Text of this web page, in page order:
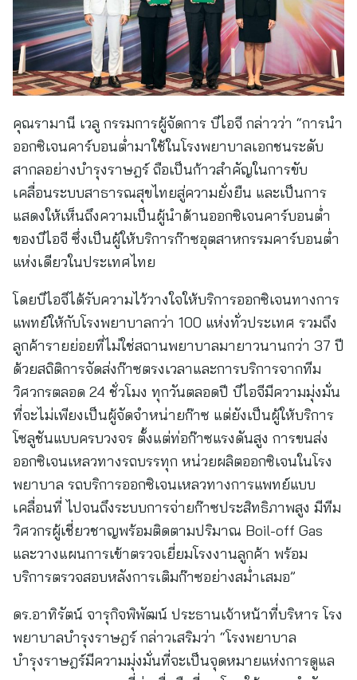
คุณรามานี เวลู กรรมการผู้จัดการ บีไอจี กล่าวว่า “การนำ
ออกซิเจนคาร์บอนต่ำมาใช้ในโรงพยาบาลเอกชนระดับ
สากลอย่างบำรุงราษฎร์ ถือเป็นก้าวสำคัญในการขับ
เคลื่อนระบบสาธารณสุขไทยสู่ความยั่งยืน และเป็นการ
แสดงให้เห็นถึงความเป็นผู้นำด้านออกซิเจนคาร์บอนต่ำ
ของบีไอจี ซึ่งเป็นผู้ให้บริการก๊าซอุตสาหกรรมคาร์บอนต่ำ
แห่งเดียวในประเทศไทย
โดยบีไอจีได้รับความไว้วางใจให้บริการออกซิเจนทางการ
แพทย์ให้กับโรงพยาบาลกว่า 100 แห่งทั่วประเทศ รวมถึง
ลูกค้ารายย่อยที่ไม่ใช่สถานพยาบาลมายาวนานกว่า 37 ปี
ด้วยสถิติการจัดส่งก๊าซตรงเวลาและการบริการจากทีม
วิศวกรตลอด 24 ชั่วโมง ทุกวันตลอดปี บีไอจีมีความมุ่งมั่น
ที่จะไม่เพียงเป็นผู้จัดจำหน่ายก๊าซ แต่ยังเป็นผู้ให้บริการ
โซลูชันแบบครบวงจร ตั้งแต่ท่อก๊าซแรงดันสูง การขนส่ง
ออกซิเจนเหลวทางรถบรรทุก หน่วยผลิตออกซิเจนในโรง
พยาบาล รถบริการออกซิเจนเหลวทางการแพทย์แบบ
เคลื่อนที่ ไปจนถึงระบบการจ่ายก๊าซประสิทธิภาพสูง มีทีม
วิศวกรผู้เชี่ยวชาญพร้อมติดตามปริมาณ Boil-off Gas
และวางแผนการเข้าตรวจเยี่ยมโรงงานลูกค้า พร้อม
บริการตรวจสอบหลังการเติมก๊าซอย่างสม่ำเสมอ”
ดร.อาทิรัตน์ จารุกิจพิพัฒน์ ประธานเจ้าหน้าที่บริหาร โรง
พยาบาลบำรุงราษฎร์ กล่าวเสริมว่า “โรงพยาบาล
บำรุงราษฎร์มีความมุ่งมั่นที่จะเป็นจุดหมายแห่งการดูแล